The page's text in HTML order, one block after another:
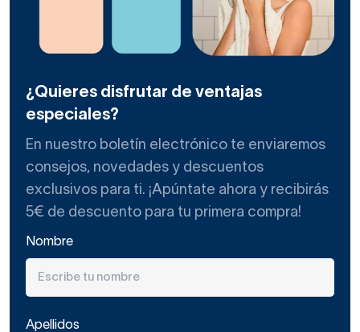
¿Quieres disfrutar de ventajas
especiales?
En nuestro boletín electrónico te enviaremos
consejos, novedades y descuentos
exclusivos para ti. ¡Apúntate ahora y recibirás
5€ de descuento para tu primera compra!
Nombre
Apellidos